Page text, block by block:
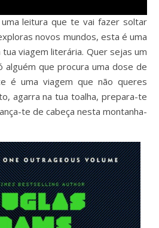
leitura que te vai fazer soltar
novos mundos, esta é uma
viagem literária. Quer sejas um
alguém que procura uma dose de
é uma viagem que não queres
agarra na tua toalha, prepara-te
te de cabeça nesta montanha-